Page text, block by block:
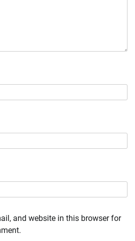
and website in this browser for